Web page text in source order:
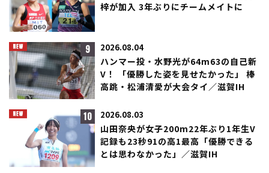
梓が加入 3年ぶりにチームメイトに
9 2026.08.04
ハンマー投・水野光が64m63の自己新
V！ 「優勝した姿を見せたかった」 棒
高跳・松浦清愛が大会タイ／滋賀IH
10 2026.08.03
山田奈央が女子200m22年ぶり1年生V
記録も23秒91の高1最高「優勝できる
とは思わなかった」／滋賀IH